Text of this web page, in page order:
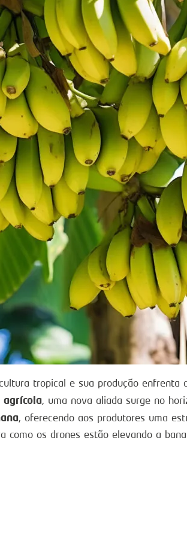
tropical e sua produção enfrenta
agrícola, uma nova aliada surge no
, oferecendo aos produtores uma
como os drones estão elevando a